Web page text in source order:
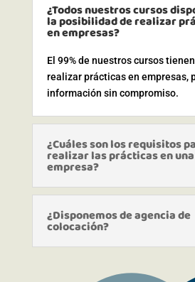
¿Todos nuestros cursos
la posibilidad de realizar
en empresas?
El 99% de nuestros cursos
realizar prácticas en empresas,
información sin compromiso.
¿Cuáles son los requisitos
realizar las prácticas en una
empresa?
¿Disponemos de agencia de
colocación?